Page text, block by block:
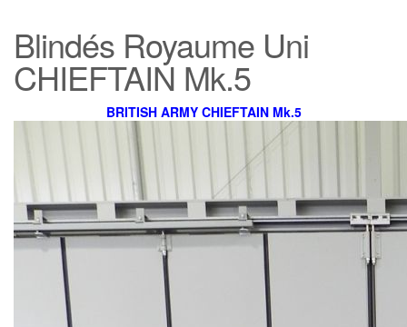
Blindés Royaume Uni
CHIEFTAIN Mk.5
BRITISH ARMY CHIEFTAIN Mk.5